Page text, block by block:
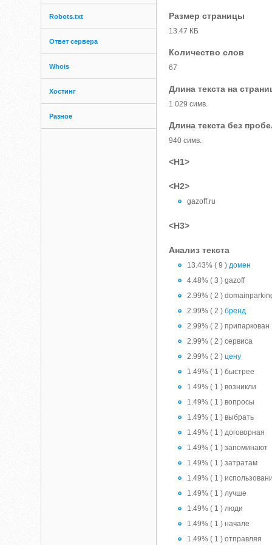
Robots.txt
Ответ сервера
Whois
Хостинг
Разное
Размер страницы
13.47 КБ
Количество слов
67
Длина текста на
1 029 симв.
Длина текста без
940 симв.
<H1>
<H2>
gazoff.ru
<H3>
Анализ текста
13.43% ( 9 )домен
4.48% ( 3 ) gazoff
2.99% ( 2 )
2.99% ( 2 )бренд
2.99% ( 2 ) припаркован
2.99% ( 2 ) сервиса
2.99% ( 2 )цену
1.49% ( 1 ) быстрее
1.49% ( 1 ) возникли
1.49% ( 1 ) вопросы
1.49% ( 1 ) выбрать
1.49% ( 1 ) договорная
1.49% ( 1 ) запоминают
1.49% ( 1 ) затратам
1.49% ( 1 )
1.49% ( 1 ) лучше
1.49% ( 1 ) люди
1.49% ( 1 ) начале
1.49% ( 1 ) отправляя